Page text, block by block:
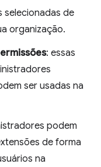
selecionadas de
organização.
: essas
ser usadas na
podem
de forma
na